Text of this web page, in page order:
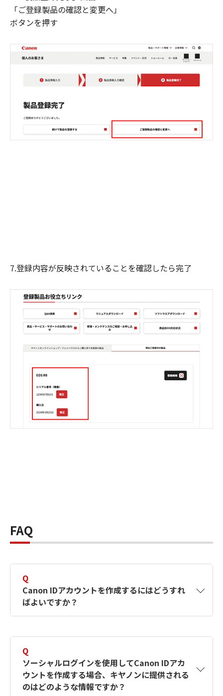
「ご登録製品の確認と変更へ」
ボタンを押す
7.登録内容が反映されていることを確認したら完了
FAQ
Q
Canon IDアカウントを作成するにはどうすれ
ばよいですか？
す。詳しい作成方法は【カメラ】Canon IDとは
何ですか？Canon IDの作成方法は？をご確認く
ださい。
Q
ソーシャルログインを使用してCanon IDアカ
ウントを作成する場合、キヤノンに提供される
のはどのような情報ですか？